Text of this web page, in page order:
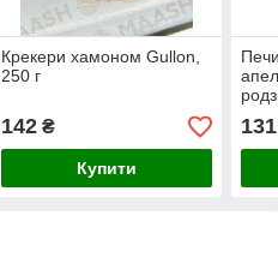
Крекери хамоном Gullon,
250 г
142₴
Купити
131